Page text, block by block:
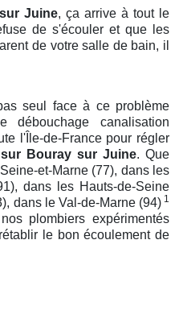
Juine, ça arrive à tout le
de s'écouler et que les
de votre salle de bain, il
seul face à ce problème
débouchage canalisation
l'Île-de-France pour régler
sur Bouray sur Juine. Que
et-Marne (77), dans les
dans les Hauts-de-Seine
dans le Val-de-Marne (94)1
plombiers expérimentés
le bon écoulement de